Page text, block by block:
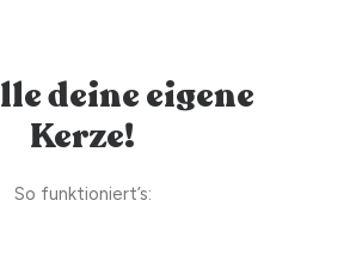
deine eigene
Kerze!
So funktioniert’s: